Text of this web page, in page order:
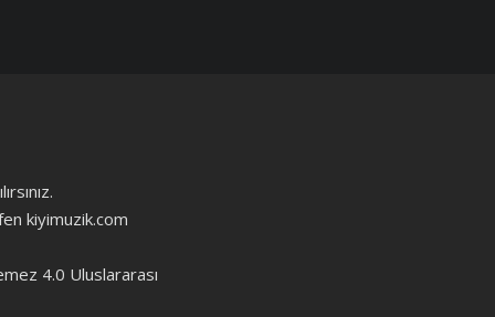
kiyimuzik.com
4.0 Uluslararası